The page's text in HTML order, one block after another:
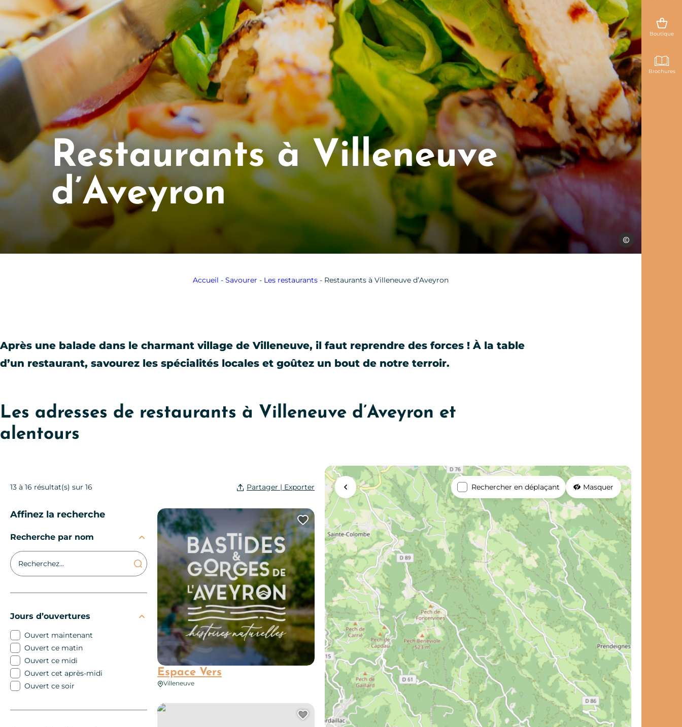
Les Conteurs
Restaurants à Villeneuve
d’Aveyron
Accueil - Savourer - Les restaurants - Restaurants à Villeneuve d’Aveyron
Boutique
Brochures
Après une balade dans le charmant village de Villeneuve, il faut reprendre des forces ! À la table
d’un restaurant, savourez les spécialités locales et goûtez un bout de notre terroir.
Les adresses de restaurants à Villeneuve d’Aveyron et
alentours
13 à 16 résultat(s) sur 16 Partager | Exporter
Affinez la recherche
Recherche par nom
Jours d’ouvertures
Ouvert maintenant
Ouvert ce matin
Ouvert ce midi
Ouvert cet après-midi
Ouvert ce soir
Espace Vers
Villeneuve
Espace Vers
Ajouter cette page au carnet de voyage ?
La Ferme Gourmande
Ajouter cette page au carnet de voyage ?
Agrandir la carte Rechercher en déplaçant Masquer